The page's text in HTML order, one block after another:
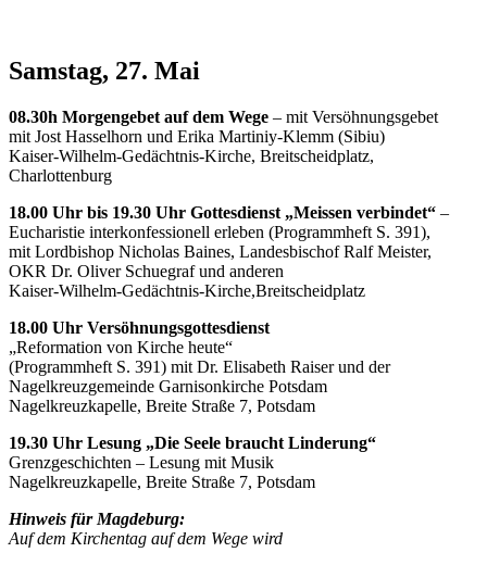
Samstag, 27. Mai
08.30h Morgengebet auf dem Wege – mit Versöhnungsgebet
mit Jost Hasselhorn und Erika Martiniy-Klemm (Sibiu)
Kaiser-Wilhelm-Gedächtnis-Kirche, Breitscheidplatz,
Charlottenburg
18.00 Uhr bis 19.30 Uhr Gottesdienst „Meissen verbindet“ –
Eucharistie interkonfessionell erleben (Programmheft S. 391),
mit Lordbishop Nicholas Baines, Landesbischof Ralf Meister,
OKR Dr. Oliver Schuegraf und anderen
Kaiser-Wilhelm-Gedächtnis-Kirche,Breitscheidplatz
18.00 Uhr Versöhnungsgottesdienst
„Reformation von Kirche heute“
(Programmheft S. 391) mit Dr. Elisabeth Raiser und der
Nagelkreuzgemeinde Garnisonkirche Potsdam
Nagelkreuzkapelle, Breite Straße 7, Potsdam
19.30 Uhr Lesung „Die Seele braucht Linderung“
Grenzgeschichten – Lesung mit Musik
Nagelkreuzkapelle, Breite Straße 7, Potsdam
Hinweis für Magdeburg:
Auf dem Kirchentag auf dem Wege wird